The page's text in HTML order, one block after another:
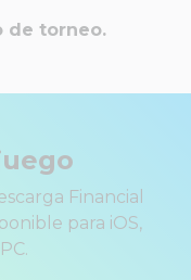
de torneo.
Financial
para iOS,